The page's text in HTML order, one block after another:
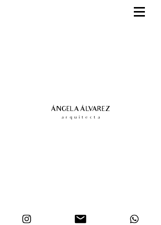
ÁNGELA ÁLVAREZ
a r q u i t e c t a